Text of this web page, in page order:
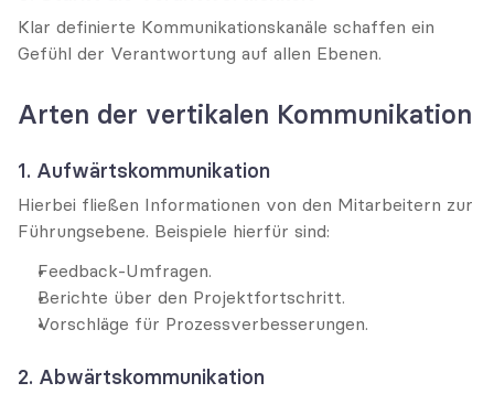
Klar definierte Kommunikationskanäle schaffen ein
Gefühl der Verantwortung auf allen Ebenen.
Arten der vertikalen Kommunikation
1. Aufwärtskommunikation
Hierbei fließen Informationen von den Mitarbeitern zur
Führungsebene. Beispiele hierfür sind:
Feedback-Umfragen.
Berichte über den Projektfortschritt.
Vorschläge für Prozessverbesserungen.
2. Abwärtskommunikation